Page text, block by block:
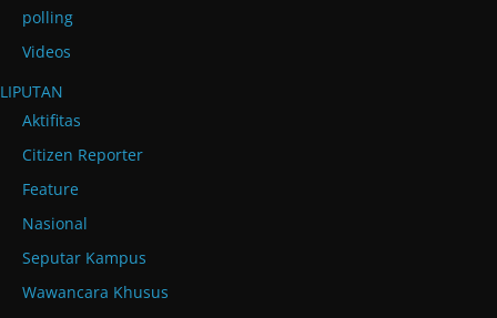
polling
Videos
LIPUTAN
Aktifitas
Citizen Reporter
Feature
Nasional
Seputar Kampus
Wawancara Khusus